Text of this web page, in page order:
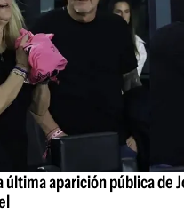
última aparición pública de